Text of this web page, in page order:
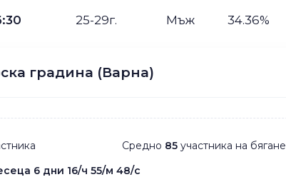
25-29г. Мъж 34.36%
градина (Варна)
Средно 85 участника на бягане
6 дни 16/ч 55/м 48/с